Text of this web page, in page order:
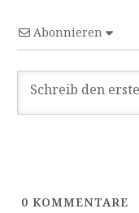
Abonnieren
0 KOMMENTARE